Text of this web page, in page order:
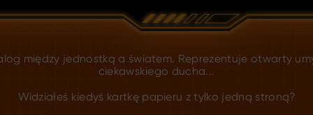
między jednostką a światem. Reprezentuje otwarty
ciekawskiego ducha...
Widziałeś kiedyś kartkę papieru z tylko jedną stroną?